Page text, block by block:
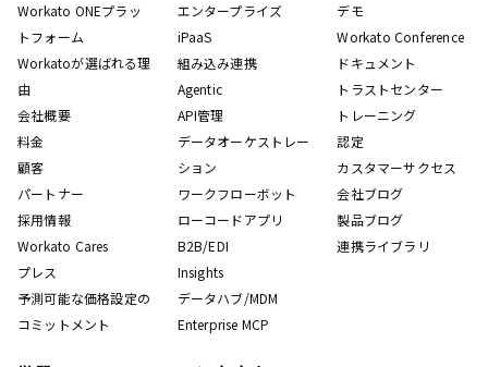
Workato ONEプラッ
トフォーム
Workatoが選ばれる理
由
会社概要
料金
顧客
パートナー
採用情報
Workato Cares
プレス
予測可能な価格設定の
コミットメント
エンタープライズ
iPaaS
組み込み連携
Agentic
API管理
データオーケストレー
ション
ワークフローボット
ローコードアプリ
B2B/EDI
Insights
データハブ/MDM
Enterprise MCP
デモ
Workato Conference
ドキュメント
トラストセンター
トレーニング
認定
カスタマーサクセス
会社ブログ
製品ブログ
連携ライブラリ